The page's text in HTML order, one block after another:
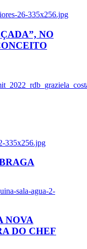
26-335x256.jpg
NO
335x256.jpg
sala-agua-2-
NOVA
DO CHEF